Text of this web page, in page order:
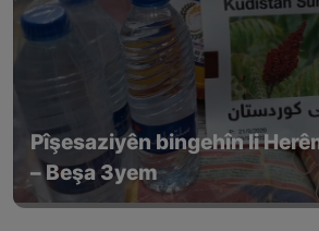
Pîşesaziyên bingehîn li
– Beşa 3yem